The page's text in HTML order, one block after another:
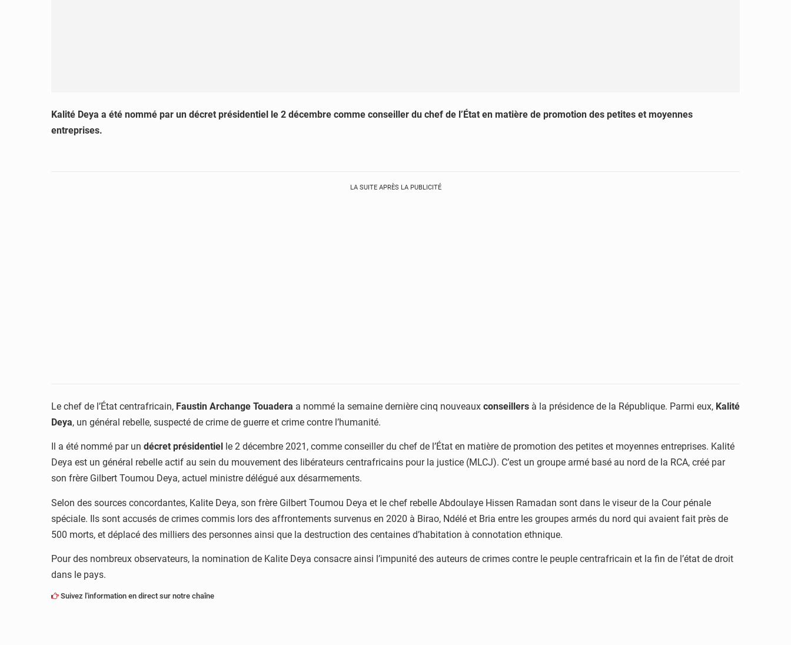
Kalité Deya a été nommé par un décret présidentiel le 2 décembre comme conseiller du chef de l’État en matière de promotion des petites et moyennes
entreprises.
LA SUITE APRÈS LA PUBLICITÉ
Le chef de l’État centrafricain, Faustin Archange Touadera a nommé la semaine dernière cinq nouveaux conseillers à la présidence de la République. Parmi eux, Kalité
Deya, un général rebelle, suspecté de crime de guerre et crime contre l’humanité.
Il a été nommé par un décret présidentiel
le 2 décembre 2021, comme conseiller du chef de l’État en matière de promotion des petites et moyennes entreprises. Kalité
Deya est un général rebelle actif au sein du mouvement des libérateurs centrafricains pour la justice (MLCJ). C’est un groupe armé basé au nord de la RCA, créé par
son frère Gilbert Toumou Deya, actuel ministre délégué aux désarmements.
Selon des sources concordantes, Kalite Deya, son frère Gilbert Toumou Deya et le chef rebelle Abdoulaye Hissen Ramadan sont dans le viseur de la Cour pénale
spéciale. Ils sont accusés de crimes commis lors des affrontements survenus en 2020 à Birao, Ndélé et Bria entre les groupes armés du nord qui avaient fait près de
500 morts, et déplacé des milliers des personnes ainsi que la destruction des centaines d’habitation à connotation ethnique.
Pour des nombreux observateurs, la nomination de Kalite Deya consacre ainsi l’impunité des auteurs de crimes contre le peuple centrafricain et la fin de l’état de droit
dans le pays.
Suivez l'information en direct sur notre chaîne